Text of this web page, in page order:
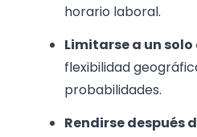
horario laboral.
Limitarse a un
flexibilidad
probabilidades.
Rendirse después